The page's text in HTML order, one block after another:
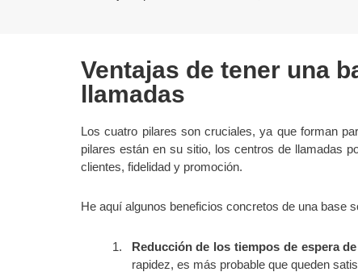
Ventajas de tener una
llamadas
Los cuatro pilares son cruciales, ya que forman
pilares están en su sitio, los centros de llamadas
clientes, fidelidad y promoción.
He aquí algunos beneficios concretos de una base
Reducción de los tiempos de espera
rapidez, es más probable que queden